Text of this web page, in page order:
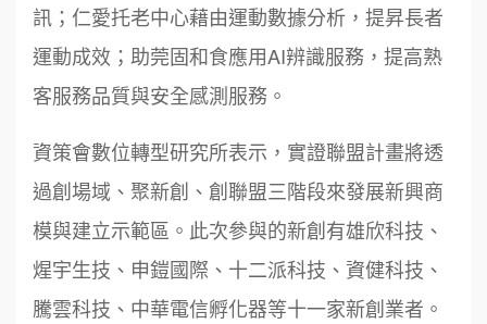
訊；仁愛托老中心藉由運動數據分析，提昇長者
運動成效；助莞固和食應用AI辨識服務，提高熟
客服務品質與安全感測服務。
資策會數位轉型研究所表示，實證聯盟計畫將透
過創場域、聚新創、創聯盟三階段來發展新興商
模與建立示範區。此次參與的新創有雄欣科技、
煋宇生技、申鎧國際、十二派科技、資健科技、
騰雲科技、中華電信孵化器等十一家新創業者。